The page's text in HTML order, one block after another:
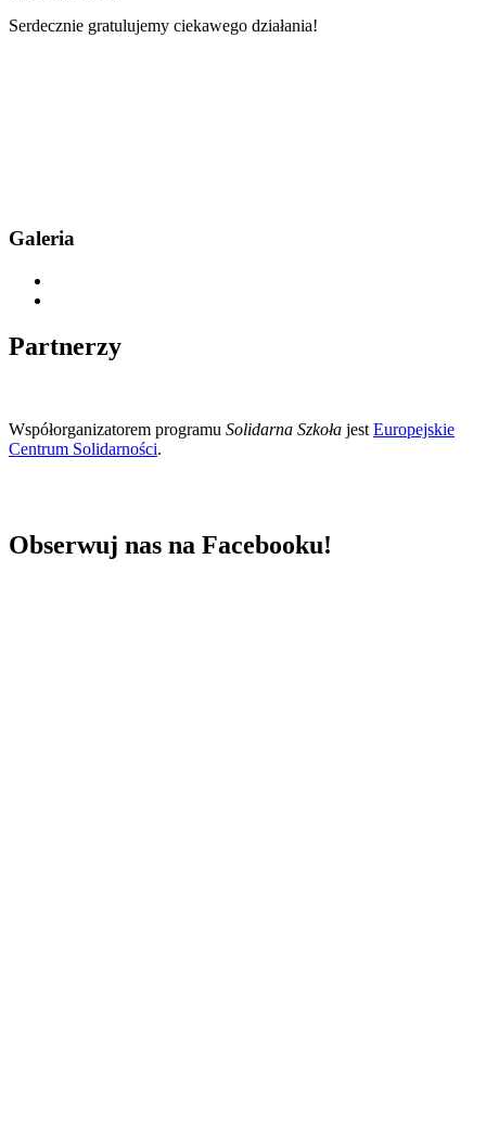
Serdecznie gratulujemy ciekawego działania!
Galeria
Partnerzy
Współorganizatorem programu Solidarna Szkoła jest Europejskie
Centrum Solidarności.
Obserwuj nas na Facebooku!